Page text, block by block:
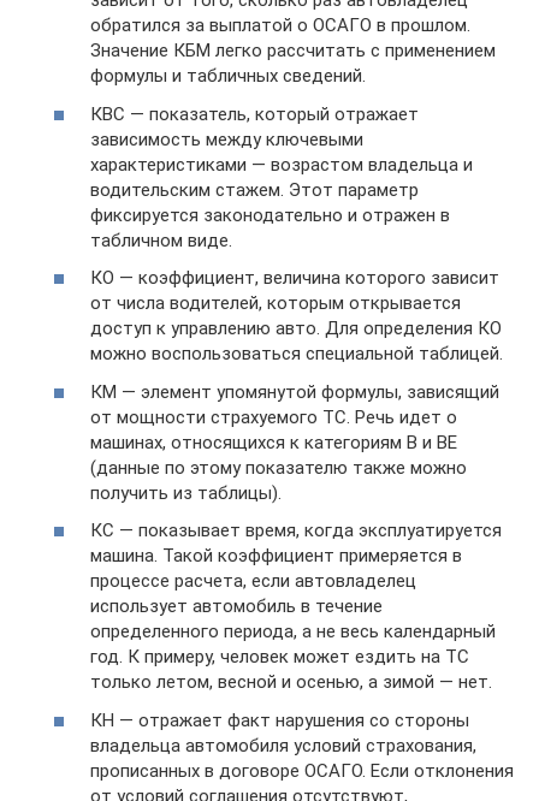
обратился за выплатой о ОСАГО в прошлом.
Значение КБМ легко рассчитать с применением
формулы и табличных сведений.
КВС — показатель, который отражает
зависимость между ключевыми
характеристиками — возрастом владельца и
водительским стажем. Этот параметр
фиксируется законодательно и отражен в
табличном виде.
КО — коэффициент, величина которого зависит
от числа водителей, которым открывается
доступ к управлению авто. Для определения КО
можно воспользоваться специальной таблицей.
КМ — элемент упомянутой формулы, зависящий
от мощности страхуемого ТС. Речь идет о
машинах, относящихся к категориям В и ВЕ
(данные по этому показателю также можно
получить из таблицы).
КС — показывает время, когда эксплуатируется
машина. Такой коэффициент примеряется в
процессе расчета, если автовладелец
использует автомобиль в течение
определенного периода, а не весь календарный
год. К примеру, человек может ездить на ТС
только летом, весной и осенью, а зимой — нет.
КН — отражает факт нарушения со стороны
владельца автомобиля условий страхования,
прописанных в договоре ОСАГО. Если отклонения
от условий соглашения отсутствуют,